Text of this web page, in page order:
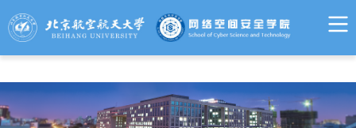
来利国际旗舰厅 - w66.利来(中国区)